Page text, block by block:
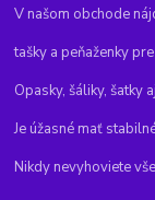
V našom obchode
tašky a peňaženky
Opasky, šáliky, šatky
Je úžasné mať
Nikdy nevyhoviete